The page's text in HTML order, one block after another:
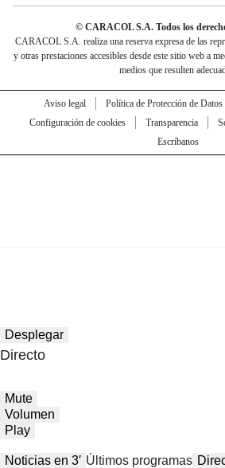
© CARACOL S.A. Todos los
CARACOL S.A. realiza una reserva expresa de las
y otras prestaciones accesibles desde este sitio web a
medios que resulten
Aviso legal Política de Protección de Datos
Configuración de cookies
Transparencia
Escríbanos
Desplegar
Directo
Mute
Volumen
Play
Noticias en 3′ Últimos programas